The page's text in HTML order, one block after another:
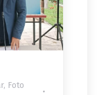
, Foto